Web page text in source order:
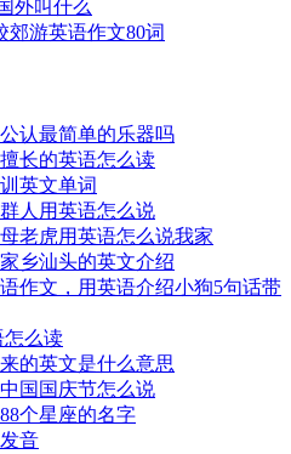
外叫什么
郊游英语作文80词
认最简单的乐器吗
长的英语怎么读
英文单词
人用英语怎么说
老虎用英语怎么说我家
乡汕头的英文介绍
作文，用英语介绍小狗5句话带
怎么读
的英文是什么意思
国国庆节怎么说
个星座的名字
音